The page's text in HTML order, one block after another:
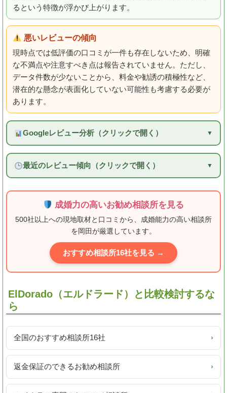
るという特徴が浮かび上がります。
悪いレビューの傾向
現時点では低評価の口コミが一件も存在しないため、明確
な不満点や注意すべき点は報告されていません。ただし、
データ件数が少ないことから、料金や勧誘の積極性など、
潜在的な懸念が表面化していない可能性も考慮する必要が
あります。
Googleレビュー分析（クリックで開く）
最近のレビュー傾向（クリックで開く）
成婚力の高いお勧め相談所を見る
500社以上への現地取材と口コミから、成婚能力の高い相談所
を岡田が厳選しています。
おすすめ相談所16社を見る →
ElDorado（エルドラード）と比較検討するな
ら
全国のおすすめ相談所16社 ›
返金保証のできるお勧め相談所 ›